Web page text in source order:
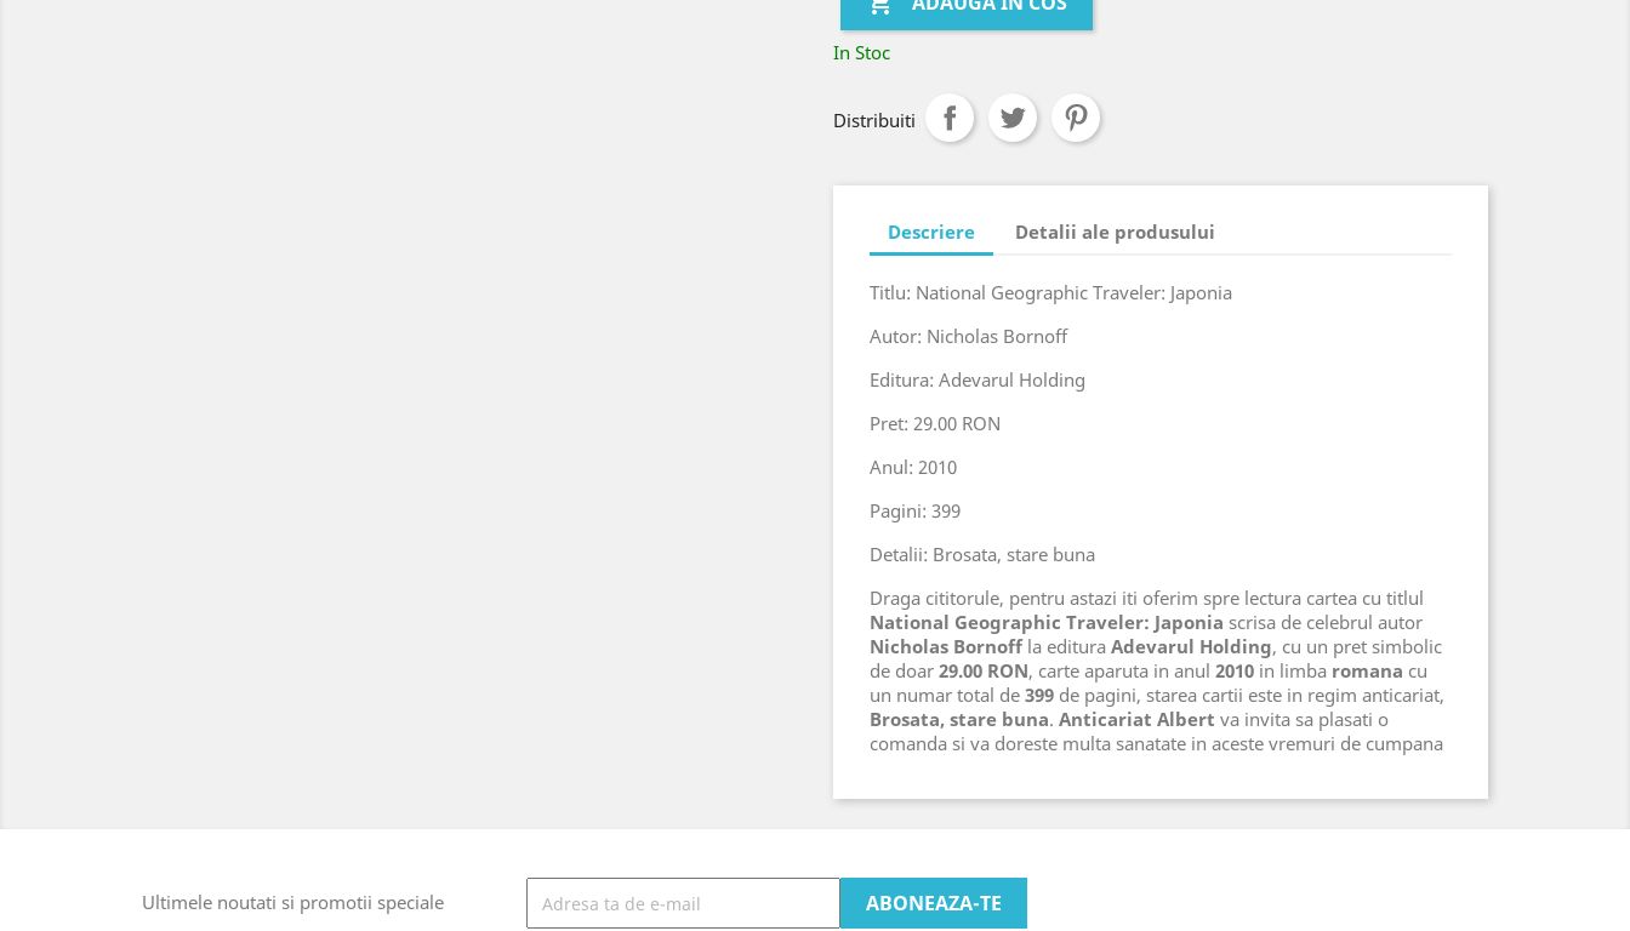
In Stoc
Distribuiti
Descriere Detalii ale produsului
Titlu: National Geographic Traveler: Japonia
Autor: Nicholas Bornoff
Editura: Adevarul Holding
Pret: 29.00 RON
Anul: 2010
Pagini: 399
Detalii: Brosata, stare buna
Draga cititorule, pentru astazi iti oferim spre lectura cartea cu titlul
National Geographic Traveler: Japonia scrisa de celebrul autor
Nicholas Bornoffla editura Adevarul Holding, cu un pret simbolic
de doar 29.00 RON, carte aparuta in anul 2010 in limba romana cu
un numar total de 399 de pagini, starea cartii este in regim anticariat,
Brosata, stare buna. Anticariat Albert va invita sa plasati o
comanda si va doreste multa sanatate in aceste vremuri de cumpana
Ultimele noutati si promotii speciale